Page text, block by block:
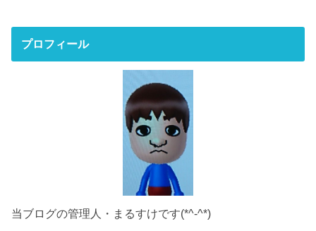
プロフィール
当ブログの管理人・まるすけです(*^-^*)